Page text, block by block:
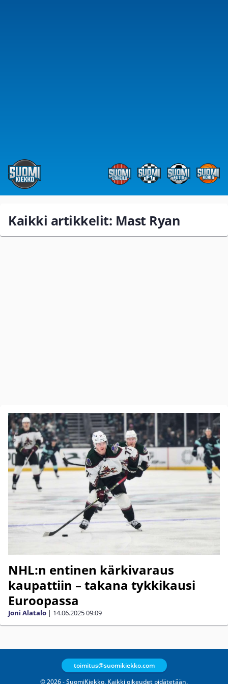
Kaikki artikkelit: Mast Ryan
NHL:n entinen kärkivaraus
kaupattiin – takana tykkikausi
Euroopassa
Joni Alatalo | 14.06.202509:09
© 2026 - SuomiKiekko. Kaikki oikeudet pidätetään.
toimitus@suomikiekko.com